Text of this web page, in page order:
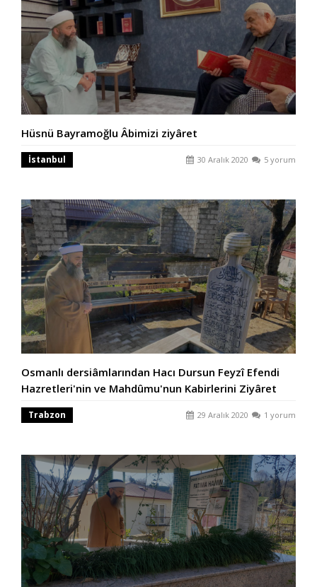
Hüsnü Bayramoğlu Âbimizi ziyâret
İstanbul 30 Aralık 2020 5 yorum
Osmanlı dersiâmlarından Hacı Dursun Feyzî Efendi
Hazretleri'nin ve Mahdûmu'nun Kabirlerini Ziyâret
Trabzon 29 Aralık 2020 1 yorum